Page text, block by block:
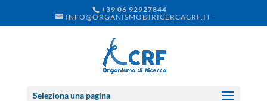
+39 06 92927844
INFO@ORGANISMODIRICERCACRF.IT
Seleziona una pagina